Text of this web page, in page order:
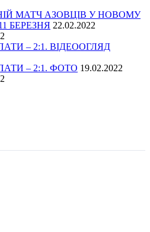
МАТЧ АЗОВЦІВ У НОВОМУ
БЕРЕЗНЯ 22.02.2022
– 2:1. ВІДЕООГЛЯД
– 2:1. ФОТО 19.02.2022